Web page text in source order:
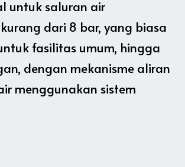
untuk saluran air
dari 8 bar, yang biasa
fasilitas umum, hingga
dengan mekanisme aliran
menggunakan sistem